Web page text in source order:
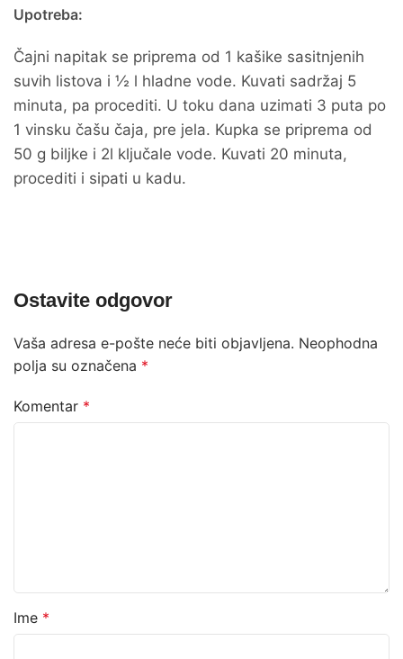
Upotreba:
Čajni napitak se priprema od 1 kašike sasitnjenih
suvih listova i ½ l hladne vode. Kuvati sadržaj 5
minuta, pa procediti. U toku dana uzimati 3 puta po
1 vinsku čašu čaja, pre jela. Kupka se priprema od
50 g biljke i 2l ključale vode. Kuvati 20 minuta,
procediti i sipati u kadu.
Ostavite odgovor
Vaša adresa e-pošte neće biti objavljena. Neophodna
polja su označena *
Komentar *
Ime *